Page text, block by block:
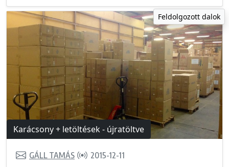
Feldolgozott dalok
Karácsony + letöltések - újratöltve
GÁLL TAMÁS 2015-12-11